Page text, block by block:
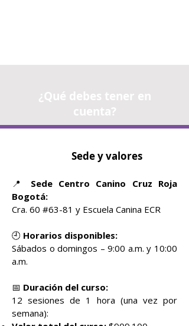
¿Qué debes tener en
cuenta?
Sede y valores
📍 Sede Centro Canino Cruz Roja
Bogotá:
Cra. 60 #63-81 y Escuela Canina ECR
🕘 Horarios disponibles:
Sábados o domingos – 9:00 a.m. y 10:00
a.m.
📅 Duración del curso:
12 sesiones de 1 hora (una vez por
semana):